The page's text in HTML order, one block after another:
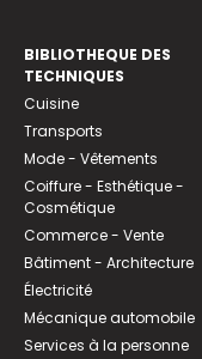
BIBLIOTHEQUE DES
TECHNIQUES
Cuisine
Transports
Mode - Vêtements
Coiffure - Esthétique -
Cosmétique
Commerce - Vente
Bâtiment - Architecture
Électricité
Mécanique automobile
Services à la personne